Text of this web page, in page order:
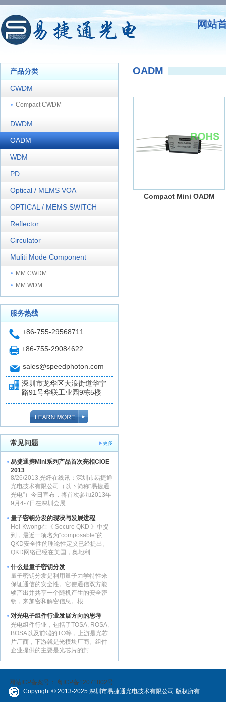
网站
产品分类
CWDM
Compact CWDM
DWDM
OADM
WDM
PD
Optical / MEMS VOA
OPTICAL / MEMS SWITCH
Reflector
Circulator
Muliti Mode Component
MM CWDM
MM WDM
服务热线
+86-755-29568711
+86-755-29084622
sales@speedphoton.com
深圳市龙华区大浪街道华宁
路91号华联工业园9栋5楼
更多
常见问题
易捷通携Mini系列产品首次亮相CIOE
2013
8/26/2013,光纤在线讯：深圳市易捷通
光电技术有限公司（以下简称“易捷通
光电”）今日宣布，将首次参加2013年
9月4-7日在深圳会展...
量子密钥分发的现状与发展进程
Hoi-Kwong在《 Secure QKD 》中提
到，最近一项名为“composable”的
QKD安全性的理论性定义已经提出。
QKD网络已经在美国，奥地利...
什么是量子密钥分发
量子密钥分发是利用量子力学特性来
保证通信的安全性。它使通信双方能
够产出并共享一个随机产生的安全密
钥，来加密和解密信息。根...
对光电子组件行业发展方向的思考
光电组件行业，包括了TOSA, ROSA,
BOSA以及前端的TO等，上游是光芯
片厂商，下游就是光模块厂商。组件
企业提供的主要是光芯片的封...
OADM
Compact Mini OADM
网站ICP备案号： 粤ICP备12071802号
Copyright © 2013-2025 深圳市易捷通光电技术有限公司 版权所有